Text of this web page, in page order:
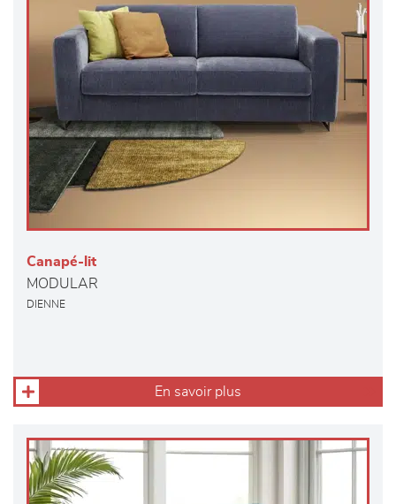
Canapé-lit
MODULAR
DIENNE
En savoir plus